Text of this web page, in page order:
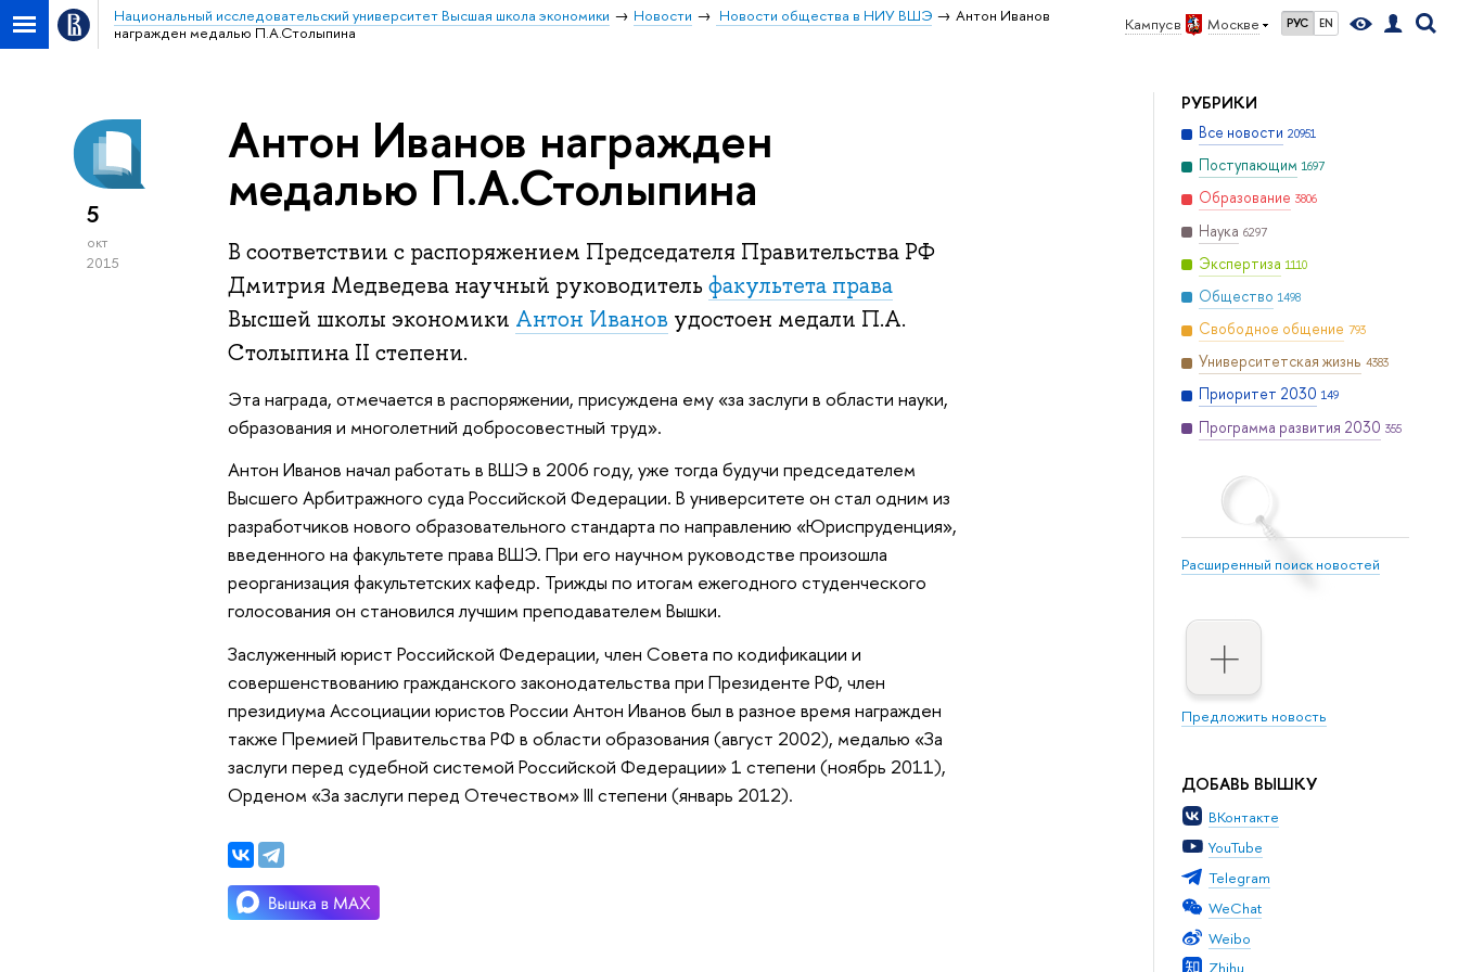
Кампус в Москве РУС EN
Национальный исследовательский университет Высшая школа экономики Новости Новости общества в НИУ ВШЭ
Антон Иванов
награжден медалью П.А.Столыпина
РУБРИКИ
Все новости 20951
Поступающим 1697
Образование 3806
Наука 6297
Экспертиза 1110
Общество 1498
Свободное общение 793
Университетская жизнь 4383
Приоритет 2030 149
Программа развития 2030 355
Расширенный поиск новостей
Предложить новость
ДОБАВЬ ВЫШКУ
ВКонтакте
YouTube
Telegram
WeChat
Weibo
Zhihu
5
окт
2015
Антон Иванов награжден
медалью П.А.Столыпина
В соответствии с распоряжением Председателя Правительства РФ
Дмитрия Медведева научный руководитель факультета права
Высшей школы экономики Антон Иванов удостоен медали П.А.
Столыпина II степени.
Эта награда, отмечается в распоряжении, присуждена ему «за заслуги в области науки,
образования и многолетний добросовестный труд».
Антон Иванов начал работать в ВШЭ в 2006 году, уже тогда будучи председателем
Высшего Арбитражного суда Российской Федерации. В университете он стал одним из
разработчиков нового образовательного стандарта по направлению «Юриспруденция»,
введенного на факультете права ВШЭ. При его научном руководстве произошла
реорганизация факультетских кафедр. Трижды по итогам ежегодного студенческого
голосования он становился лучшим преподавателем Вышки.
Заслуженный юрист Российской Федерации, член Совета по кодификации и
совершенствованию гражданского законодательства при Президенте РФ, член
президиума Ассоциации юристов России Антон Иванов был в разное время награжден
также Премией Правительства РФ в области образования (август 2002), медалью «За
заслуги перед судебной системой Российской Федерации» 1 степени (ноябрь 2011),
Орденом «За заслуги перед Отечеством» III степени (январь 2012).